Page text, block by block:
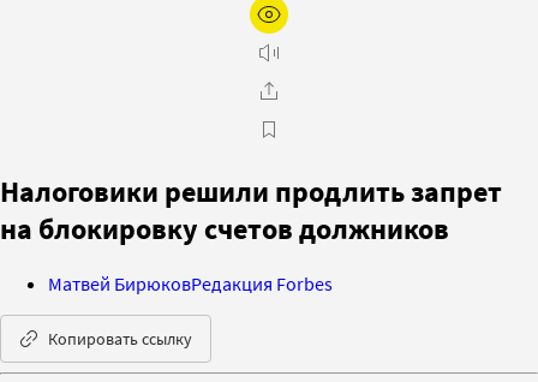
Налоговики решили продлить запрет
на блокировку счетов должников
Матвей БирюковРедакция Forbes
Копировать ссылку